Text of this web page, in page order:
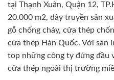
tại Thạnh Xuân, Quận 12,
20.000 m2, dây truyền sản
gỗ chống cháy, cửa thép
cửa thép Hàn Quốc. Với sản
top những công ty đứng đầu
cửa thép ngoài thị trường